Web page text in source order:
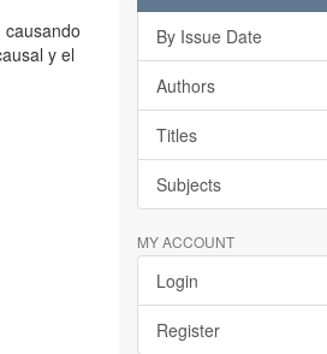
y el
By Issue Date
Authors
Titles
Subjects
MY ACCOUNT
Login
Register